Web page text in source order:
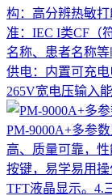
构：高分辨热敏
准：IEC I类CF（
名称、患者名称
供电：内置可充
265V宽电压输入
PM-9000A+多参
高、质量可靠，
按键，易学易用
TFT液晶显示。4.